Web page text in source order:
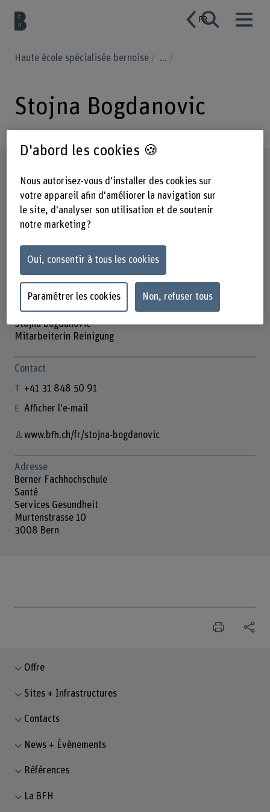
FR
Haute école spécialisée bernoise ...
Stojna Bogdanovic
Stojna Bogdanovic
Mitarbeiterin Reinigung
Contact
+41 31 848 50 91
Afficher l'e-mail
www.bfh.ch/fr/stojna-bogdanovic
Adresse
Berner Fachhochschule
Santé
Services Gesundheit
Murtenstrasse 10
3008 Bern
Offre
Sites + Infrastructures
Contacts
News + Évènements
Références
La BFH
D'abord les cookies 🍪
Nous autorisez-vous d'installer des cookies sur
votre appareil afin d'améliorer la navigation sur
le site, d'analyser son utilisation et de soutenir
notre marketing ?
Oui, consentir à tous les cookies
Paramétrer les cookies Non, refuser tous